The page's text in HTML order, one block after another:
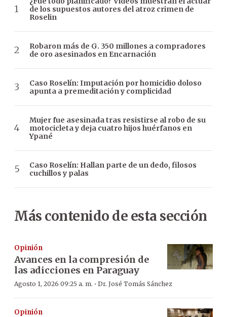
de los supuestos autores del atroz crimen de
Roselin
Robaron más de G. 350 millones a compradores
de oro asesinados en Encarnación
Caso Roselín: Imputación por homicidio doloso
apunta a premeditación y complicidad
Mujer fue asesinada tras resistirse al robo de su
motocicleta y deja cuatro hijos huérfanos en
Ypané
Caso Roselín: Hallan parte de un dedo, filosos
cuchillos y palas
Más contenido de esta sección
Opinión
Avances en la compresión de
las adicciones en Paraguay
Agosto 1, 2026 09:25 a. m. · Dr. José Tomás Sánchez
Opinión